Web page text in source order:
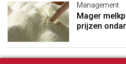
Management
Mager
prijzen